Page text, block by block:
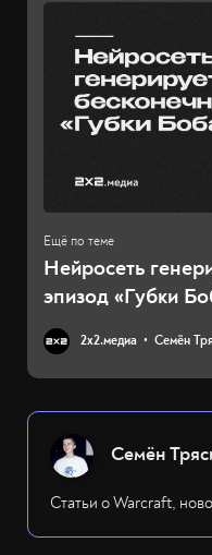
Нейросеть
эпизод «Губки
2х2.медиа Семён
Семён
Статьи о Warcraft,